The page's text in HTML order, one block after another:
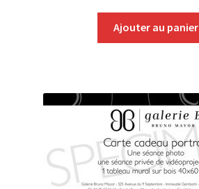
Ajouter au panier